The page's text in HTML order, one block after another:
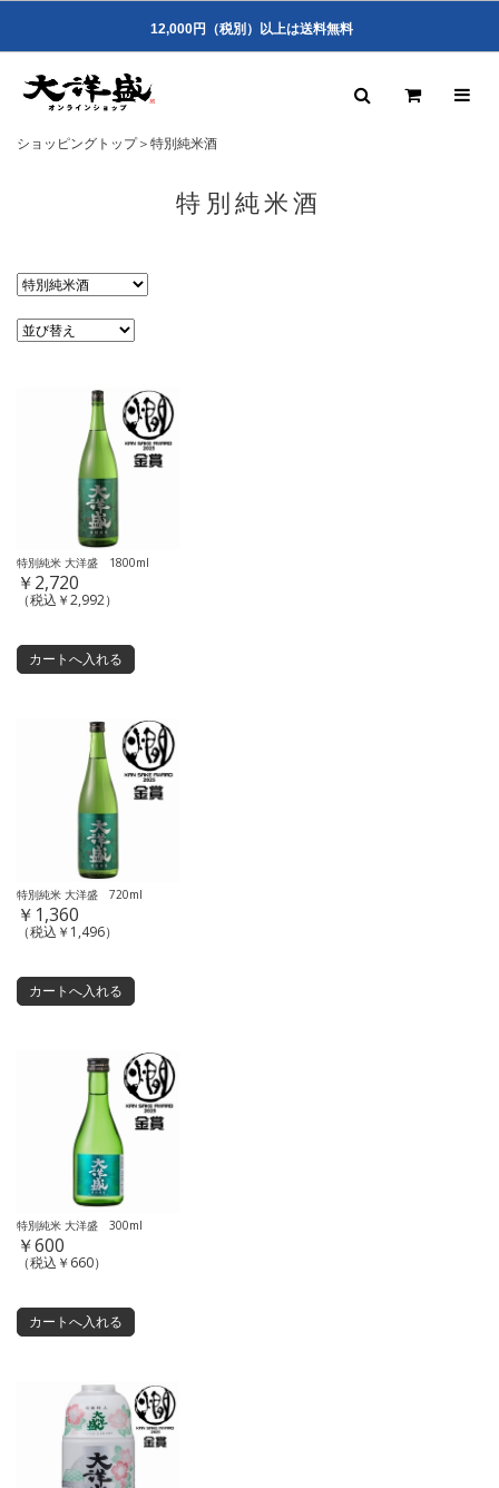
12,000円（税別）以上は送料無料
ショッピングトップ＞特別純米酒
特別純米酒
特別純米 大洋盛 1800ml
￥2,720
（税込￥2,992）
特別純米 大洋盛 720ml
￥1,360
（税込￥1,496）
特別純米 大洋盛 300ml
￥600
（税込￥660）